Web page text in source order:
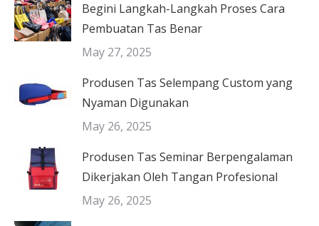
Begini Langkah-Langkah Proses Cara
Pembuatan Tas Benar
May 27, 2025
Produsen Tas Selempang Custom yang
Nyaman Digunakan
May 26, 2025
Produsen Tas Seminar Berpengalaman
Dikerjakan Oleh Tangan Profesional
May 26, 2025